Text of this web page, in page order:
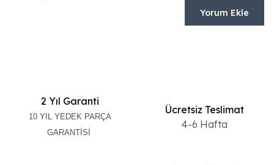
Yorum Ekle
2 Yıl Garanti
10 YIL YEDEK PARÇA
GARANTİSİ
Ücretsiz Teslimat
4-6 Hafta